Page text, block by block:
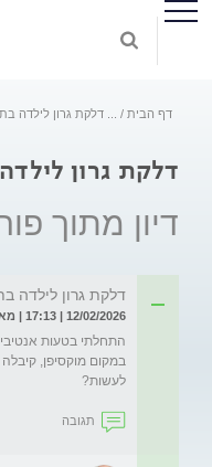
דף הבית דלקת גרון לילדה בת 10 נתתי ציפוויט
דלקת גרון לילדה בת 10 נתתי
דיון מתוך
דלקת גרון לילדה בת 10 נתתי
12/02/2026 | 17:13 | מאת: אבתיה
התחלתי בטעות
לעשות?
תגובה